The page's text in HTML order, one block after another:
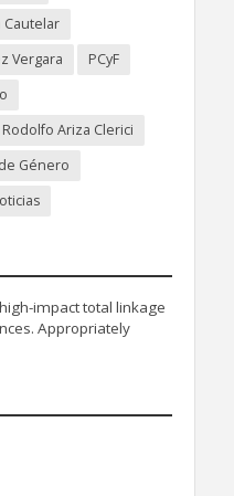
Cautelar
Vergara
PCyF
Rodolfo Ariza Clerici
Género
impact total linkage
Appropriately